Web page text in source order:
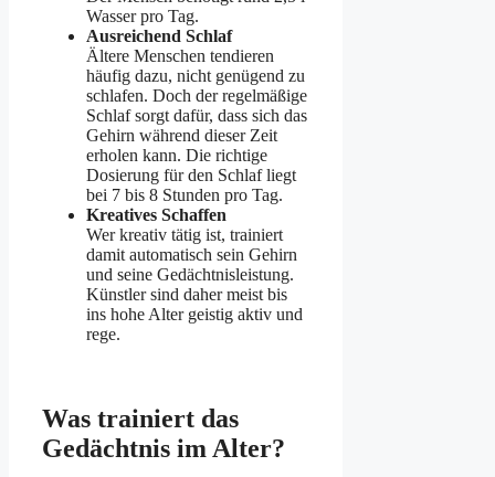
Wasser pro Tag.
Ausreichend Schlaf
Ältere Menschen tendieren
häufig dazu, nicht genügend zu
schlafen. Doch der regelmäßige
Schlaf sorgt dafür, dass sich das
Gehirn während dieser Zeit
erholen kann. Die richtige
Dosierung für den Schlaf liegt
bei 7 bis 8 Stunden pro Tag.
Kreatives Schaffen
Wer kreativ tätig ist, trainiert
damit automatisch sein Gehirn
und seine Gedächtnisleistung.
Künstler sind daher meist bis
ins hohe Alter geistig aktiv und
rege.
Was trainiert das
Gedächtnis im Alter?